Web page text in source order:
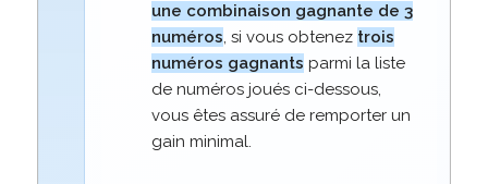
une combinaison gagnante de 3
numéros, si vous obtenez trois
numéros gagnants parmi la liste
de numéros joués ci-dessous,
vous êtes assuré de remporter un
gain minimal.